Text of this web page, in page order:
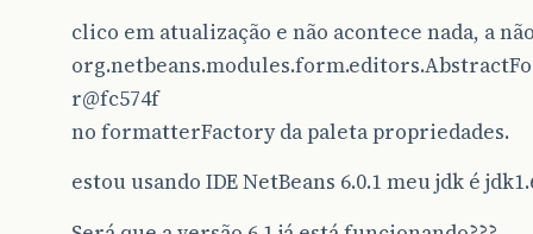
clico em atualização e não acontece nada, a
r@fc574f
no formatterFactory da paleta propriedades.
estou usando IDE NetBeans 6.0.1 meu jdk é